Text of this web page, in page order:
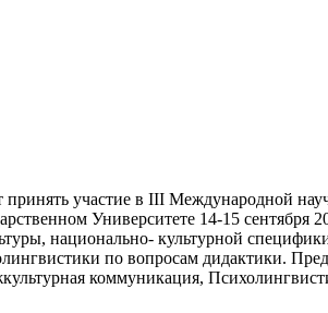
участие в III Международной
Университете 14-15 сентября
национально- культурной
по вопросам дидактики.
коммуникация,